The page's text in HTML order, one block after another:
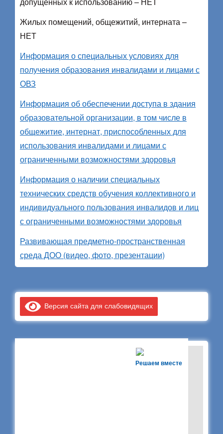
Жилых помещений, общежитий, интерната –
НЕТ
Информация о специальных условиях для
получения образования инвалидами и лицами с
ОВЗ
Информация об обеспечении доступа в здания
образовательной организации, в том числе в
общежитие, интернат, приспособленных для
использования инвалидами и лицами с
ограниченными возможностями здоровья
Информация о наличии специальных
технических средств обучения коллективного и
индивидуального пользования инвалидов и лиц
с ограниченными возможностями здоровья
Развивающая предметно-пространственная
среда ДОО (видео, фото, презентации)
Версия сайта для слабовидящих
Решаем вместе